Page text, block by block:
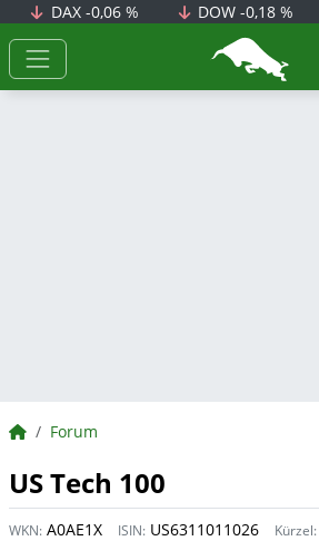
DAX -0,06 % DOW-0,18 %
BörsenNEWS.de
BörsenNEWS.de
Forum
US Tech 100
WKN: A0AE1X ISIN: US6311011026 Kürzel: